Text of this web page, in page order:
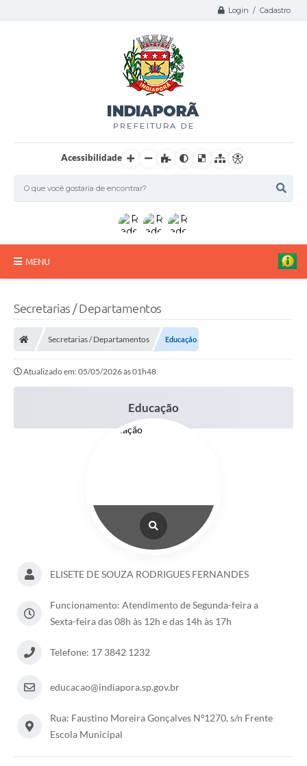
Login / Cadastro
Acessibilidade
MENU
Legislação
Atos Municipais
Serviços Online
Contratos
Secretarias / Departamentos
Secretarias / Departamentos Educação
Atualizado em: 05/05/2026 às 01h48
Educação
ELISETE DE SOUZA RODRIGUES FERNANDES
Funcionamento: Atendimento de Segunda-feira a
Sexta-feira das 08h às 12h e das 14h às 17h
Telefone: 17 3842 1232
educacao@indiapora.sp.gov.br
Rua: Faustino Moreira Gonçalves Nº1270, s/n Frente
Escola Municipal